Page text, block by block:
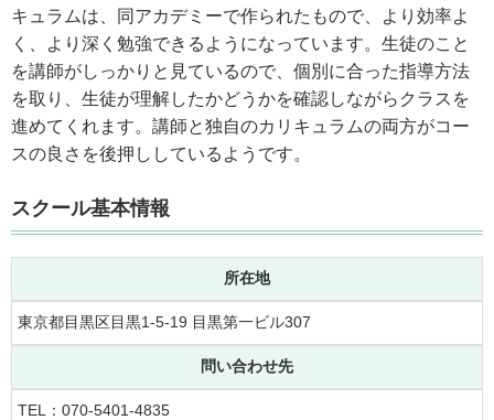
キュラムは、同アカデミーで作られたもので、より効率よ
く、より深く勉強できるようになっています。生徒のこと
を講師がしっかりと見ているので、個別に合った指導方法
を取り、生徒が理解したかどうかを確認しながらクラスを
進めてくれます。講師と独自のカリキュラムの両方がコー
スの良さを後押ししているようです。
スクール基本情報
所在地
東京都目黒区目黒1-5-19 目黒第一ビル307
問い合わせ先
TEL：070-5401-4835